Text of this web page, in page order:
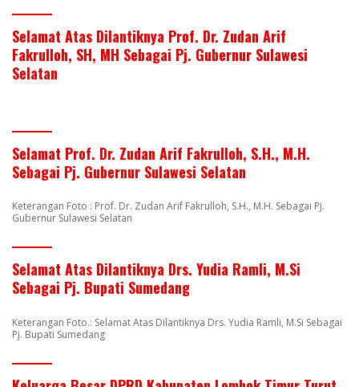
Selamat Atas Dilantiknya Prof. Dr. Zudan Arif
Fakrulloh, SH, MH Sebagai Pj. Gubernur Sulawesi
Selatan
Selamat Prof. Dr. Zudan Arif Fakrulloh, S.H., M.H.
Sebagai Pj. Gubernur Sulawesi Selatan
Keterangan Foto : Prof. Dr. Zudan Arif Fakrulloh, S.H., M.H. Sebagai Pj.
Gubernur Sulawesi Selatan
Selamat Atas Dilantiknya Drs. Yudia Ramli, M.Si
Sebagai Pj. Bupati Sumedang
Keterangan Foto.: Selamat Atas Dilantiknya Drs. Yudia Ramli, M.Si Sebagai
Pj. Bupati Sumedang